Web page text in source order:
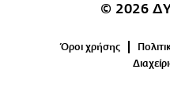
© 2026
Όροι χρήσης